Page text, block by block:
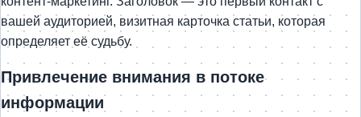
вашей аудиторией, визитная карточка статьи, которая
определяет её судьбу.
Привлечение внимания в потоке
информации